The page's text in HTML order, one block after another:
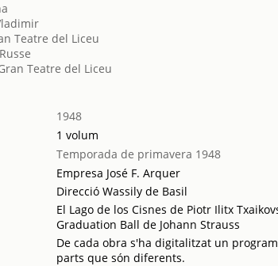
Teatre del Liceu
Teatre del Liceu
1948
1 volum
Temporada de primavera 1948
Empresa José F. Arquer
Direcció Wassily de Basil
El Lago de los Cisnes de Piotr Ilitx
Graduation Ball de Johann Strauss
De cada obra s'ha digitalitzat un
parts que són diferents.